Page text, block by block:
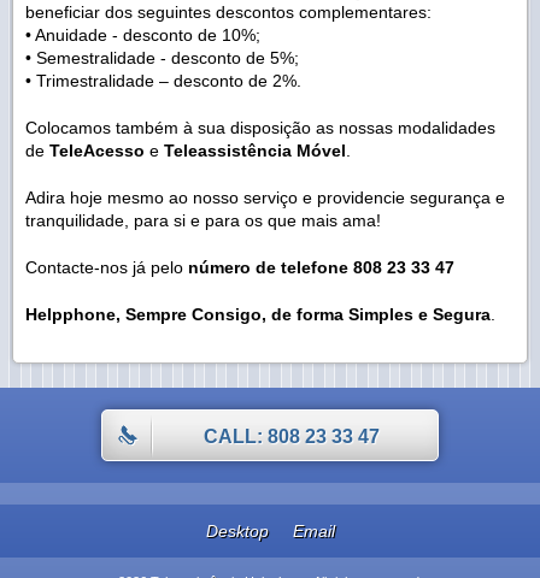
beneficiar dos seguintes descontos complementares:
• Anuidade - desconto de 10%;
• Semestralidade - desconto de 5%;
• Trimestralidade – desconto de 2%.
Colocamos também à sua disposição as nossas modalidades
de TeleAcesso e Teleassistência Móvel
Adira hoje mesmo ao nosso serviço e providencie segurança e
tranquilidade, para si e para os que mais ama!
Contacte-nos já pelo número de telefone 808 23 33 47
Helpphone, Sempre Consigo, de forma Simples e Segura
CALL: 808 23 33 47
Desktop Email